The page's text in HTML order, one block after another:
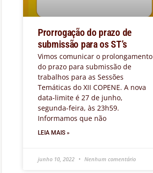
Prorrogação do prazo de
submissão para os ST’s
Vimos comunicar o prolongamento
do prazo para submissão de
trabalhos para as Sessões
Temáticas do XII COPENE. A nova
data-limite é 27 de junho,
segunda-feira, às 23h59.
Informamos que não
LEIA MAIS »
junho 10, 2022 Nenhum comentário